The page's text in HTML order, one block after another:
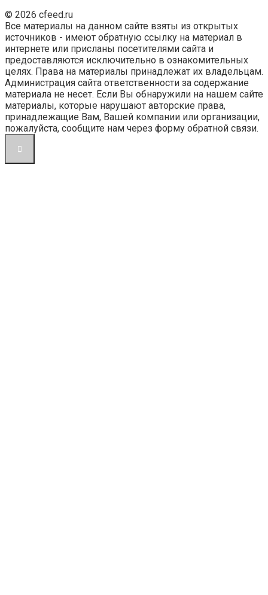
© 2026 cfeed.ru
Все материалы на данном сайте взяты из открытых
источников - имеют обратную ссылку на материал в
интернете или присланы посетителями сайта и
предоставляются исключительно в ознакомительных
целях. Права на материалы принадлежат их владельцам.
Администрация сайта ответственности за содержание
материала не несет. Если Вы обнаружили на нашем сайте
материалы, которые нарушают авторские права,
принадлежащие Вам, Вашей компании или организации,
пожалуйста, сообщите нам через форму обратной связи.